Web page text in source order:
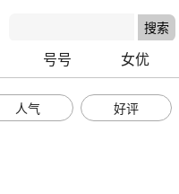
号号 女优
人气 好评